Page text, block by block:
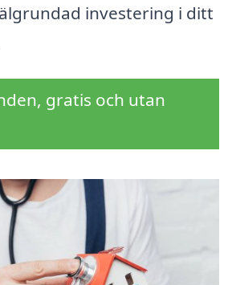
investering i ditt
gratis och utan